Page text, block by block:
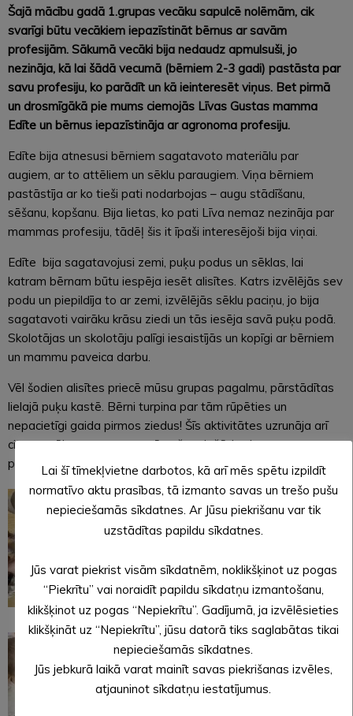
Šajā mācību gadā 1.grupas vecāku sapulcē nolēmām, cik
svarīgi būtu vecākiem iepazīstināt bērnus ar savām
profesijām. Sākumā vecāki bija nedaudz apmulsuši, jo
nezināja, kā lai šādā vecumā (bērniem 2-3 gadi) pastāsta par
savu profesiju, ko parādīt un kā ieinteresēt viņus. Bet pirmā
un drosmīgākā pie mums ciemojās Līvas Gustas mamma
Edīte un bērnus iepazīstināja ar agronoma profesiju.
Edīte bija atnesusi bērniem sagatavoto materiālu par
augiem, ar to attēliem un sēklu paraugiem. Viņa bērniem
pastāstīja ar ko tieši pati nodarbojas – augu stādīšanu,
sēšanu, kopšanu. Bija lietas, ko pati Līva nemaz nezināja par
mammas profesiju, tādēļ šis it īpaši interesējoši bija viņai.
Edīte bija sagatavojusi zemi, puķu podus un sēklas, lai
katram bērnam būtu iespēja iesēt alisītes. Katrs izvēlējās sev
podu un piepildīja to ar zemi, izvēlējās sēklu paciņu, jo bija
sagatavoti vairāku krāsu ziedi un tās iesēja savā puķu podā.
Skolotājas un skolotāju palīgi iesaistījās un kopīgi ar bērniem
un mammu paveica darbu.
Vēl šodien alisītes priecē mūsu grupas pagalmu, pārstādītas
lielajā puķu kastē. Bērni turpina par tām rūpēties un
nepacietīgi gaida pirmos ziedus! Šīs aktivitātes uzrunāja arī
citus vecākus un esam saņēmušas dažādus jaunus
piedāvājumus vecāku profesiju iepazīšanai.
Lai šī tīmekļvietne darbotos, kā arī mēs spētu izpildīt
normatīvo aktu prasības, tā izmanto savas un trešo pušu
nepieciešamās sīkdatnes. Ar Jūsu piekrišanu var tik
uzstādītas papildu sīkdatnes.
Jūs varat piekrist visām sīkdatnēm, noklikšķinot uz pogas
“Piekrītu” vai noraidīt papildu sīkdatņu izmantošanu,
klikšķinot uz pogas “Nepiekrītu”. Gadījumā, ja izvēlēsieties
klikšķināt uz “Nepiekrītu”, jūsu datorā tiks saglabātas tikai
nepieciešamās sīkdatnes.
Jūs jebkurā laikā varat mainīt savas piekrišanas izvēles,
atjauninot sīkdatņu iestatījumus.